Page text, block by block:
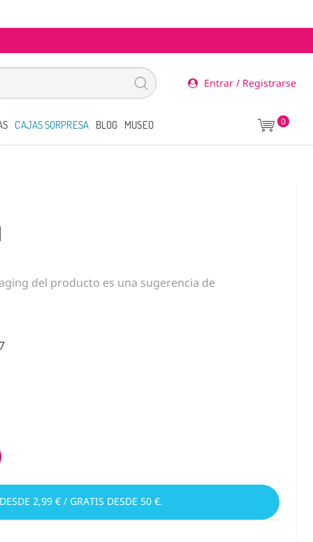
Entrar / Registrarse
CAJAS SORPRESA BLOG MUSEO 0
del producto es una sugerencia de
2,99 € / GRATIS DESDE 50 €.